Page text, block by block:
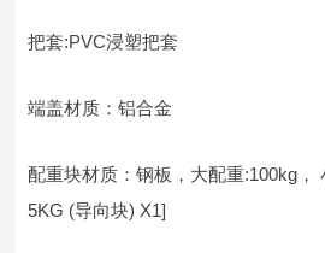
把套:PVC浸塑把套
端盖材质：铝合金
配重块材质：钢板，大配重:100kg，
5KG (导向块) X1]